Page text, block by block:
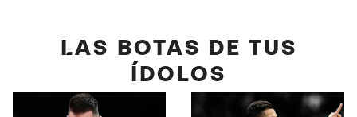
LAS BOTAS DE TUS
ÍDOLOS